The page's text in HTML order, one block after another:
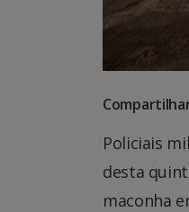
Policiais
desta
maconha